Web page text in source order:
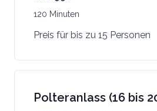
120 Minuten
Preis für bis zu 15 Personen
Polteranlass (16 bis